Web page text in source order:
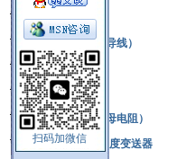
扫码加微信
压力式温度计
热电偶补偿电缆（导线）
振动传感器
热电阻
铂热电阻元件（云母电阻）
SBW系列一体化温度变送器